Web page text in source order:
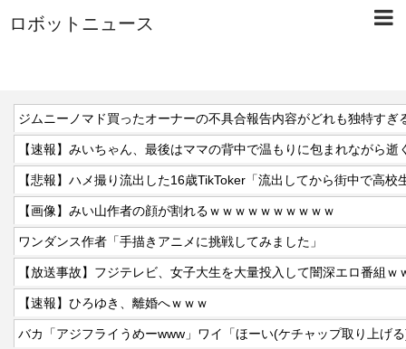
ロボットニュース
ジムニーノマド買ったオーナーの不具合報告内容がどれも独特す
【速報】みいちゃん、最後はママの背中で温もりに包まれながら
【悲報】ハメ撮り流出した16歳TikToker「流出してから街中で高校
【画像】みい山作者の顔が割れるｗｗｗｗｗｗｗｗｗｗ
ワンダンス作者「手描きアニメに挑戦してみました」
【放送事故】フジテレビ、女子大生を大量投入して闇深エロ番組ｗ
【速報】ひろゆき、離婚へｗｗｗ
バカ「アジフライうめーwww」ワイ「ほーい(ケチャップ取り上げ